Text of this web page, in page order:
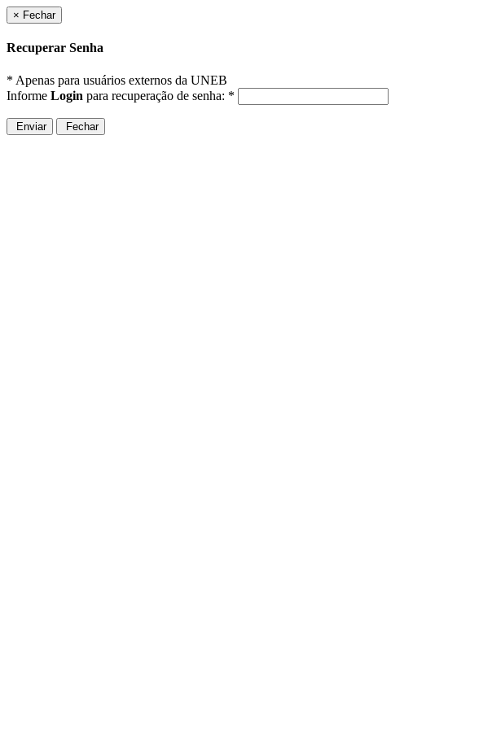
× Fechar
Recuperar Senha
* Apenas para usuários externos da UNEB
Informe Login para recuperação de senha: *
Enviar Fechar